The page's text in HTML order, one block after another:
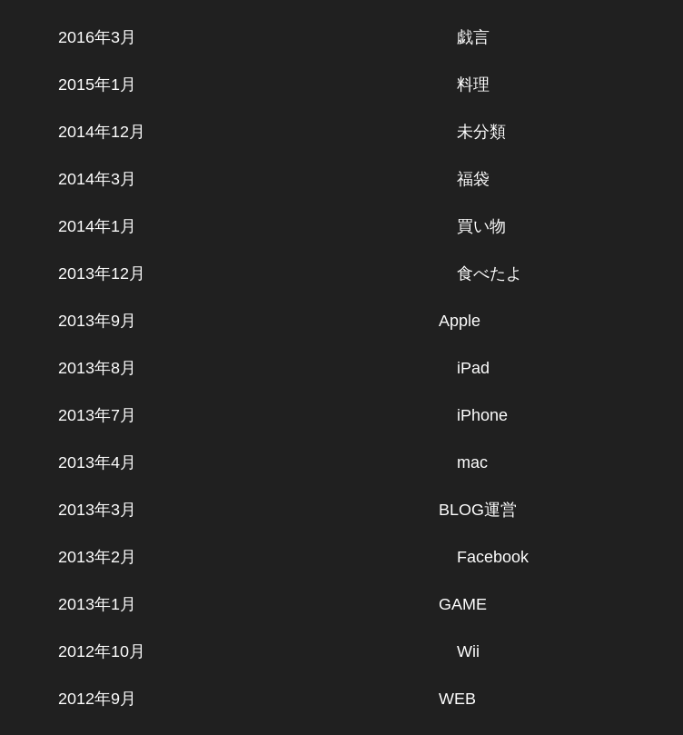
2016年3月
2015年1月
2014年12月
2014年3月
2014年1月
2013年12月
2013年9月
2013年8月
2013年7月
2013年4月
2013年3月
2013年2月
2013年1月
2012年10月
2012年9月
戯言
料理
未分類
福袋
買い物
食べたよ
Apple
iPad
iPhone
mac
BLOG運営
Facebook
GAME
Wii
WEB